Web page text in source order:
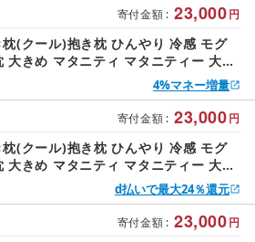
寄付金額 : 23,000円
(クール)抱き枕 ひんやり 冷感 モグ
大きめ マタニティ マタニティー 大き
妊婦 夏 妊娠 大きい 長い プレゼント
おすすめ 人気 もちもち 横向き
4%マネー増量
寄付金額 : 23,000円
(クール)抱き枕 ひんやり 冷感 モグ
大きめ マタニティ マタニティー 大き
妊婦 夏 妊娠 大きい 長い プレゼント
おすすめ 人気 もちもち 横向き
d払いで最大24％還元
寄付金額 : 23,000円